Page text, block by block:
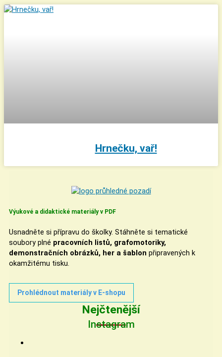
Hrnečku, vař!
Výukové a didaktické materiály v PDF
Usnadněte si přípravu do školky. Stáhněte si tematické
soubory plné pracovních listů, grafomotoriky,
demonstračních obrázků, her a šablon připravených k
okamžitému tisku.
Prohlédnout materiály v E-shopu
Nejčtenější
Instagram